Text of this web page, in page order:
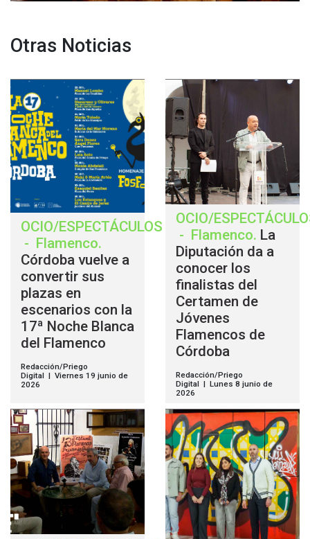
Otras Noticias
OCIO/ESPECTÁCULOS
- Flamenco.
Córdoba vuelve a
convertir sus
plazas en
escenarios con la
17ª Noche Blanca
del Flamenco
Redacción/Priego
Digital | Viernes 19 junio de
2026
OCIO/
- Flamenco. La
Diputación da a
conocer los
finalistas del
Certamen de
Jóvenes
Flamencos de
Córdoba
Redacción/Priego
Digital | Lunes 8 junio de
2026